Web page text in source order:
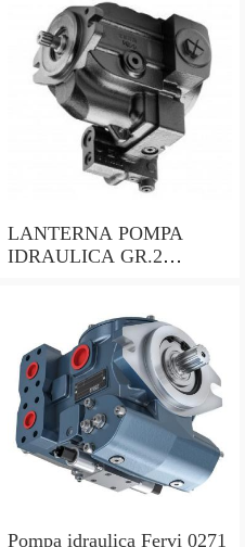
LANTERNA POMPA
IDRAULICA GR.2
MOTORE HONDA GX690
Pompa idraulica Fervi 0271